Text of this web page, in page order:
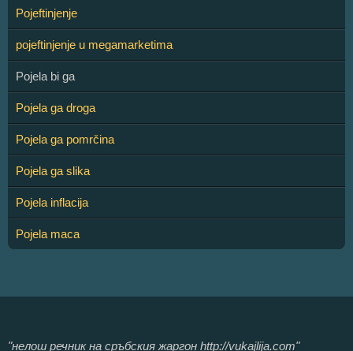
Pojeftinjenje
pojeftinjenje u megamarketima
Pojela bi ga
Pojela ga droga
Pojela ga pomrčina
Pojela ga slika
Pojela inflacija
Pojela maca
"нелош речник на сръбския жаргон http://vukajlija.com"